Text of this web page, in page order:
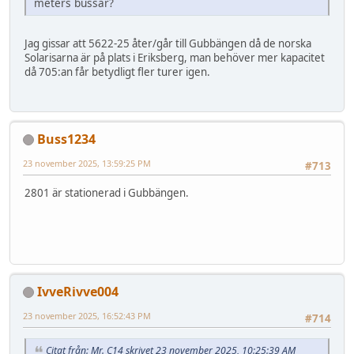
Jag gissar att 5622-25 åter/går till Gubbängen då de norska
Solarisarna är på plats i Eriksberg, man behöver mer kapacitet
då 705:an får betydligt fler turer igen.
Buss1234
#713
23 november 2025, 13:59:25 PM
2801 är stationerad i Gubbängen.
IvveRivve004
#714
23 november 2025, 16:52:43 PM
Citat från: Mr. C14 skrivet 23 november 2025, 10:25:39 AM